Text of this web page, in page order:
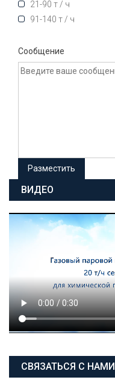
21-90 т / ч
91-140 т / ч
Сообщение
ВИДЕО
СВЯЗАТЬСЯ С НАМИ